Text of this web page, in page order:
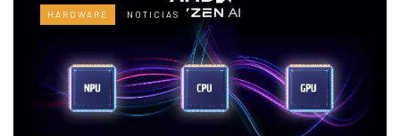
HARDWARE NOTICIAS